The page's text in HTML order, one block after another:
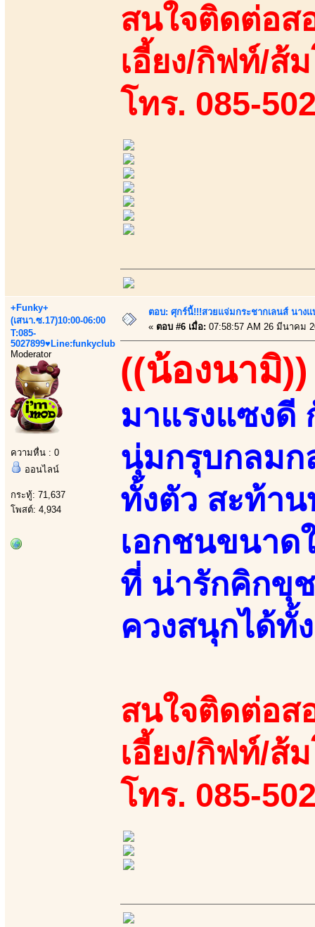
สนใจติดต่อส
เอี้ยง/กิฟท์/ส้
โทร. 085-
+Funky+
(เสนา.ซ.17)10:00-06:00
T:085-
5027899♥Line:funkyclub
Moderator
ความหื่น : 0
ออนไลน์
กระทู้: 71,637
โพสต์: 4,934
ตอบ: ศุกร์นี้!!!สวยแจ่มกระชากเลนส์ นาง
« ตอบ #6 เมื่อ: 07:58:57 AM 26 มีนาคม
((น้องนามิ))
มาแรงแซงดี
นุ่มกรุบกลมก
ทั้งตัว สะท้าน
เอกชนขนาด
ที่ น่ารักคิกขุ
ควงสนุกได้ทั้
สนใจติดต่อส
เอี้ยง/กิฟท์/ส้
โทร. 085-